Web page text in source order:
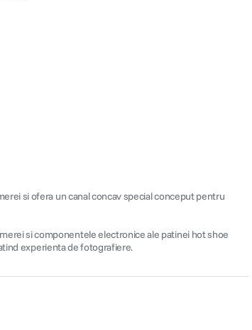
si ofera un canal concav special conceput pentru
si componentele electronice ale patinei hot shoe
experienta de fotografiere.